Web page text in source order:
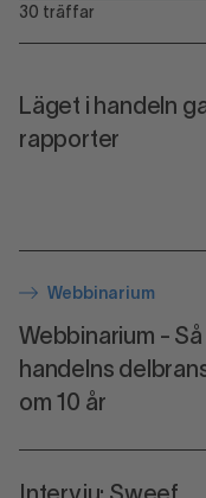
30 träffar
Läget i handeln
rapporter
Webbinarium
Webbinarium -
handelns
om 10 år